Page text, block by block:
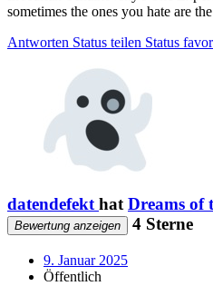
sometimes the ones you hate are
Antworten Status teilen Status
datendefekt hatDreams of
Bewertung anzeigen 4 Sterne
9. Januar 2025
Öffentlich